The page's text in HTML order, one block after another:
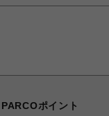
PARCOポイント